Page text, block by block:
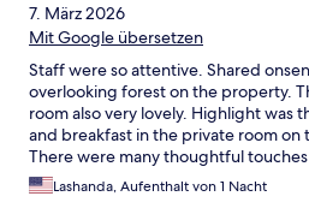
7. März 2026
Mit Google übersetzen
Staff were so attentive. Shared
overlooking forest on the property.
room also very lovely. Highlight was
and breakfast in the private room
There were many thoughtful
room, including having a bluetooth
play your own music during the
Lashanda, Aufenthalt von 1 Nacht